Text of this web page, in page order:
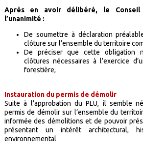
Après en avoir délibéré, le Conseil
l’unanimité :
De soumettre à déclaration
clôture sur l’ensemble du territoire
De préciser que cette obligation
clôtures nécessaires à l’exercice
forestière,
Instauration du permis de démolir
Suite à l’approbation du PLU, il semble
permis de démolir sur l’ensemble du
informée des démolitions et de pouvoir
présentant un intérêt architectural,
environnemental